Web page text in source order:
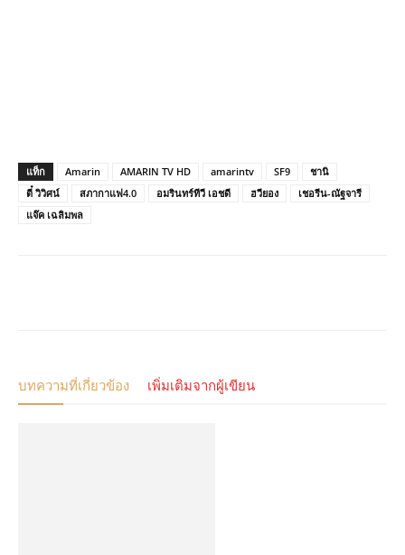
แท็ก Amarin AMARIN TV HD amarintv SF9
ชานิ
ตี๋ วิวิศน์
สภากาแฟ4.0 อมรินทร์ทีวี เอชดี ฮวียอง
เชอรีน-ณัฐจารี
แจ๊ค เฉลิมพล
บทความที่เกี่ยวข้อง เพิ่มเติมจากผู้เขียน